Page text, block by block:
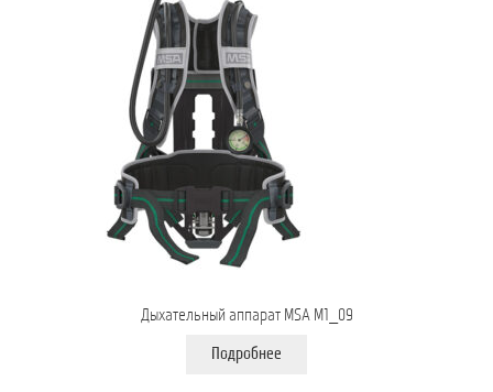
Дыхательный аппарат MSA M1_09
Подробнее